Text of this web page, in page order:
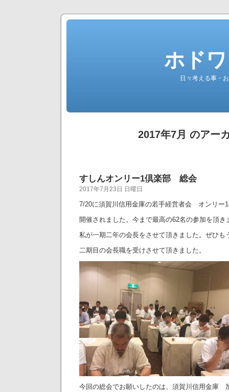
ホド
日々考える事・
2017年7月 のアー
すしんオンリー1倶楽部 総会
2017年7月23日 日曜日
7/20に須賀川信用金庫の若手経営者会 オンリー
開催されました。今まで最高の62名の参加を頂き
私が一期二年の会長をさせて頂きました。ぜひも
二期目の会長職を受けさせて頂きました。
今回の総会でお願いしたのは、須賀川信用金